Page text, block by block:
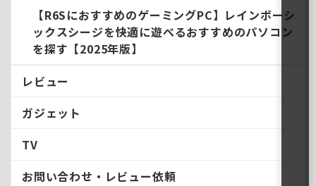
【R6SにおすすめのゲーミングPC】レインボーシ
ックスシージを快適に遊べるおすすめのパソコン
を探す【2025年版】
レビュー
ガジェット
TV
お問い合わせ・レビュー依頼